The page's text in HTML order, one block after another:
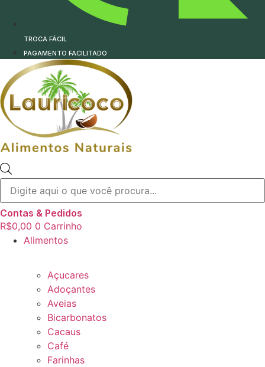
TROCA FÁCIL
PAGAMENTO FACILITADO
produtos
Contas & Pedidos
R$0,00 0 Carrinho
Alimentos
Açucares
Adoçantes
Aveias
Bicarbonatos
Cacaus
Café
Farinhas